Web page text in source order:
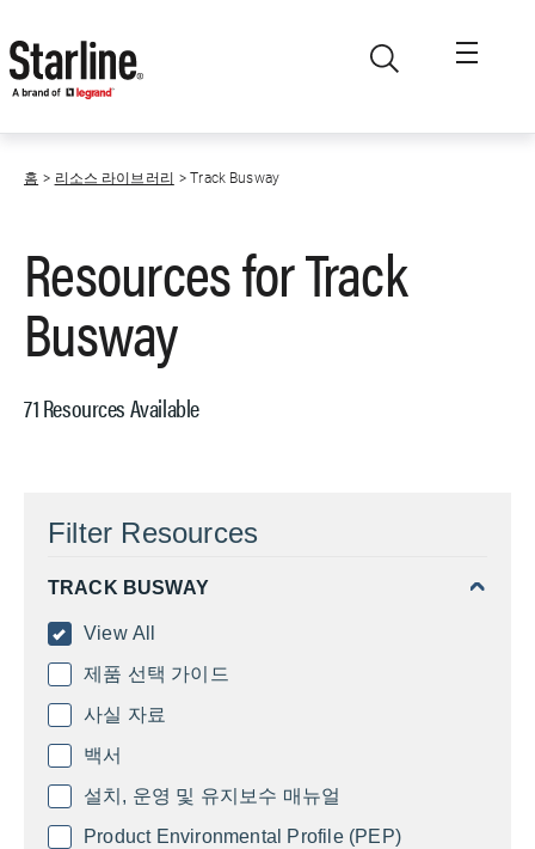
홈 리소스 라이브러리 Track Busway
Resources forTrack
Busway
71 Resources Available
Filter Resources
TRACK BUSWAY
View All
제품 선택 가이드
사실 자료
백서
설치, 운영 및 유지보수 매뉴얼
Product Environmental Profile (PEP)